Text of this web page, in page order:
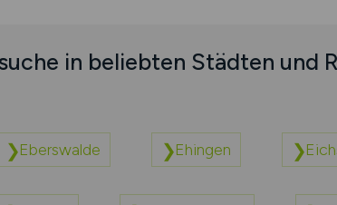
in beliebten Städten und
Eberswalde Ehingen